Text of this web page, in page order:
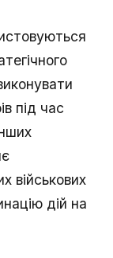
під час
військових
дій на